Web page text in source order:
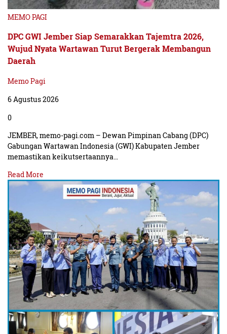
MEMO PAGI
DPC GWI Jember Siap Semarakkan Tajemtra 2026,
Wujud Nyata Wartawan Turut Bergerak Membangun
Daerah
Memo Pagi
6 Agustus 2026
0
JEMBER, memo-pagi.com – Dewan Pimpinan Cabang (DPC)
Gabungan Wartawan Indonesia (GWI) Kabupaten Jember
memastikan keikutsertaannya…
Read More